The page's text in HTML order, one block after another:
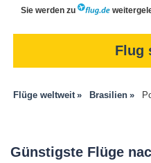
Sie werden zu
Flug
Flüge weltweit Brasilien
Günstigste Flüge